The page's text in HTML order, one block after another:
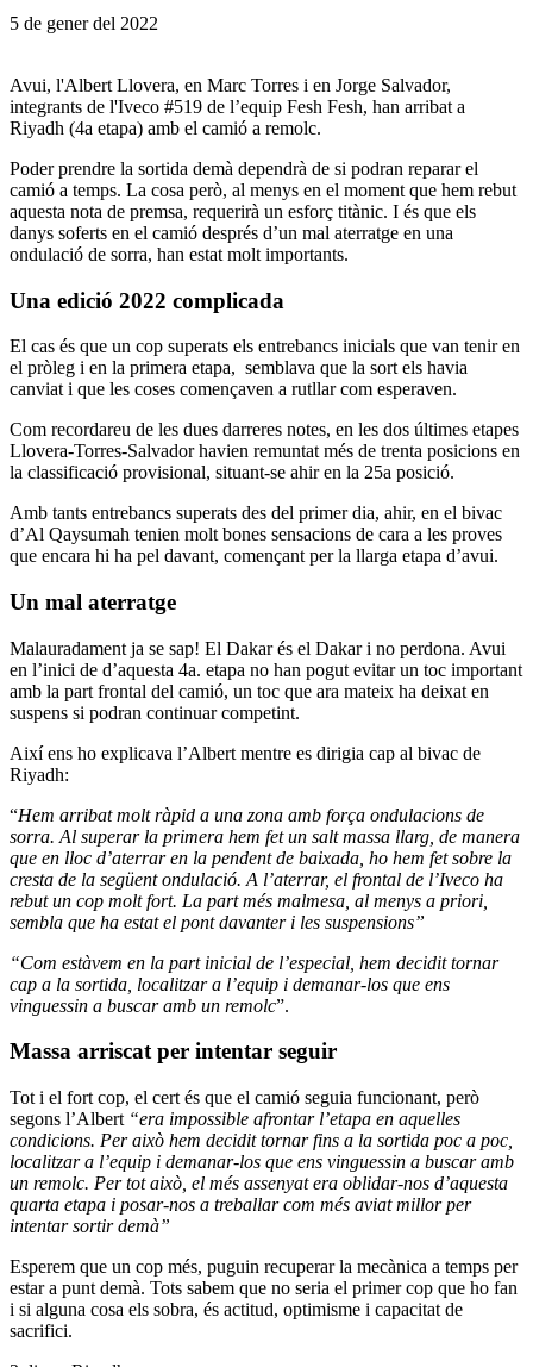
5 de gener del 2022
Avui, l'Albert Llovera, en Marc Torres i en Jorge Salvador,
integrants de l'Iveco #519 de l’equip Fesh Fesh, han arribat a
Riyadh (4a etapa) amb el camió a remolc.
Poder prendre la sortida demà dependrà de si podran reparar el
camió a temps. La cosa però, al menys en el moment que hem rebut
aquesta nota de premsa, requerirà un esforç titànic. I és que els
danys soferts en el camió després d’un mal aterratge en una
ondulació de sorra, han estat molt importants.
Una edició 2022 complicada
El cas és que un cop superats els entrebancs inicials que van tenir en
el pròleg i en la primera etapa, semblava que la sort els havia
canviat i que les coses començaven a rutllar com esperaven.
Com recordareu de les dues darreres notes, en les dos últimes etapes
Llovera-Torres-Salvador havien remuntat més de trenta posicions en
la classificació provisional, situant-se ahir en la 25a posició.
Amb tants entrebancs superats des del primer dia, ahir, en el bivac
d’Al Qaysumah tenien molt bones sensacions de cara a les proves
que encara hi ha pel davant, començant per la llarga etapa d’avui.
Un mal aterratge
Malauradament ja se sap! El Dakar és el Dakar i no perdona. Avui
en l’inici de d’aquesta 4a. etapa no han pogut evitar un toc important
amb la part frontal del camió, un toc que ara mateix ha deixat en
suspens si podran continuar competint.
Així ens ho explicava l’Albert mentre es dirigia cap al bivac de
Riyadh:
“Hem arribat molt ràpid a una zona amb força ondulacions de
sorra. Al superar la primera hem fet un salt massa llarg, de manera
que en lloc d’aterrar en la pendent de baixada, ho hem fet sobre la
cresta de la següent ondulació. A l’aterrar, el frontal de l’Iveco ha
rebut un cop molt fort. La part més malmesa, al menys a priori,
sembla que ha estat el pont davanter i les suspensions”
“Com estàvem en la part inicial de l’especial, hem decidit tornar
cap a la sortida, localitzar a l’equip i demanar-los que ens
vinguessin a buscar amb un remolc”.
Massa arriscat per intentar seguir
Tot i el fort cop, el cert és que el camió seguia funcionant, però
segons l’Albert “era impossible afrontar l’etapa en aquelles
condicions. Per això hem decidit tornar fins a la sortida poc a poc,
localitzar a l’equip i demanar-los que ens vinguessin a buscar amb
un remolc. Per tot això, el més assenyat era oblidar-nos d’aquesta
quarta etapa i posar-nos a treballar com més aviat millor per
intentar sortir demà”
Esperem que un cop més, puguin recuperar la mecànica a temps per
estar a punt demà. Tots sabem que no seria el primer cop que ho fan
i si alguna cosa els sobra, és actitud, optimisme i capacitat de
sacrifici.